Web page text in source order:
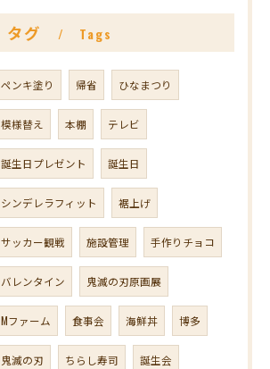
タグ Tags
ペンキ塗り 帰省 ひなまつり
模様替え 本棚 テレビ
誕生日プレゼント 誕生日
シンデレラフィット 裾上げ
サッカー観戦 施設管理 手作りチョコ
バレンタイン 鬼滅の刃原画展
Mファーム 食事会 海鮮丼 博多
鬼滅の刃 ちらし寿司 誕生会